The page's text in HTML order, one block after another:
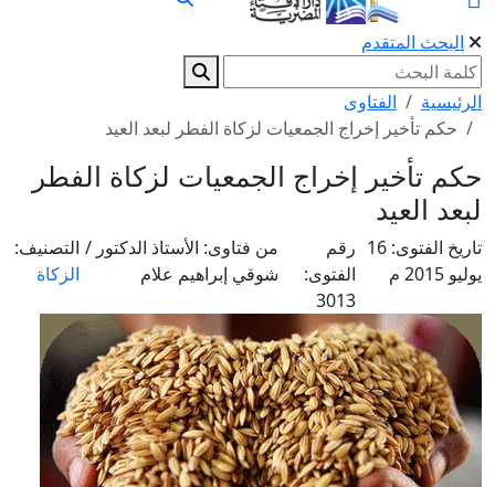
البحث المتقدم
الرئيسية
الفتاوى
حكم تأخير إخراج الجمعيات لزكاة الفطر لبعد العيد
حكم تأخير إخراج الجمعيات لزكاة الفطر
لبعد العيد
تاريخ الفتوى: 16
يوليو 2015 م
رقم
الفتوى:
3013
من فتاوى: الأستاذ الدكتور /
شوقي إبراهيم علام
التصنيف:
الزكاة